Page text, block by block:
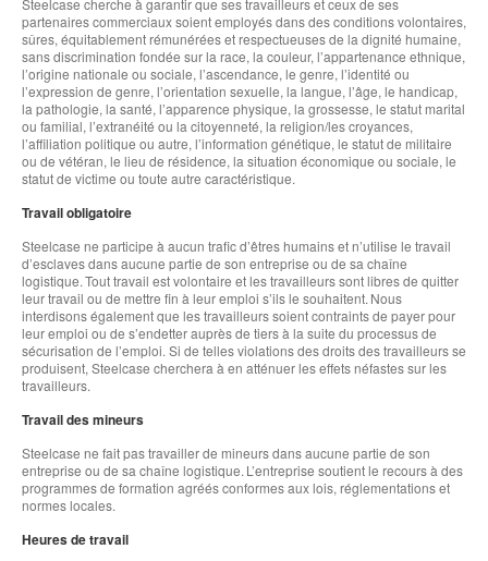
partenaires commerciaux soient employés dans des conditions volontaires,
sûres, équitablement rémunérées et respectueuses de la dignité humaine,
sans discrimination fondée sur la race, la couleur, l’appartenance ethnique,
l’origine nationale ou sociale, l’ascendance, le genre, l’identité ou
l’expression de genre, l’orientation sexuelle, la langue, l’âge, le handicap,
la pathologie, la santé, l’apparence physique, la grossesse, le statut marital
ou familial, l’extranéité ou la citoyenneté, la religion/les croyances,
l’affiliation politique ou autre, l’information génétique, le statut de militaire
ou de vétéran, le lieu de résidence, la situation économique ou sociale, le
statut de victime ou toute autre caractéristique.
Travail obligatoire
Steelcase ne participe à aucun trafic d’êtres humains et n’utilise le travail
d’esclaves dans aucune partie de son entreprise ou de sa chaîne
logistique. Tout travail est volontaire et les travailleurs sont libres de quitter
leur travail ou de mettre fin à leur emploi s’ils le souhaitent. Nous
interdisons également que les travailleurs soient contraints de payer pour
leur emploi ou de s’endetter auprès de tiers à la suite du processus de
sécurisation de l’emploi. Si de telles violations des droits des travailleurs se
produisent, Steelcase cherchera à en atténuer les effets néfastes sur les
travailleurs.
Travail des mineurs
Steelcase ne fait pas travailler de mineurs dans aucune partie de son
entreprise ou de sa chaîne logistique. L’entreprise soutient le recours à des
programmes de formation agréés conformes aux lois, réglementations et
normes locales.
Heures de travail